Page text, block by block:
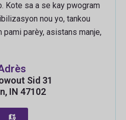
Kote sa a se kay pwogram
nou yo, tankou
parèy, asistans manje,
Sid 31
IN 47102